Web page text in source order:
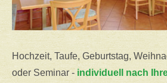
Hochzeit, Taufe, Geburtstag,
oder Seminar - individuell nach